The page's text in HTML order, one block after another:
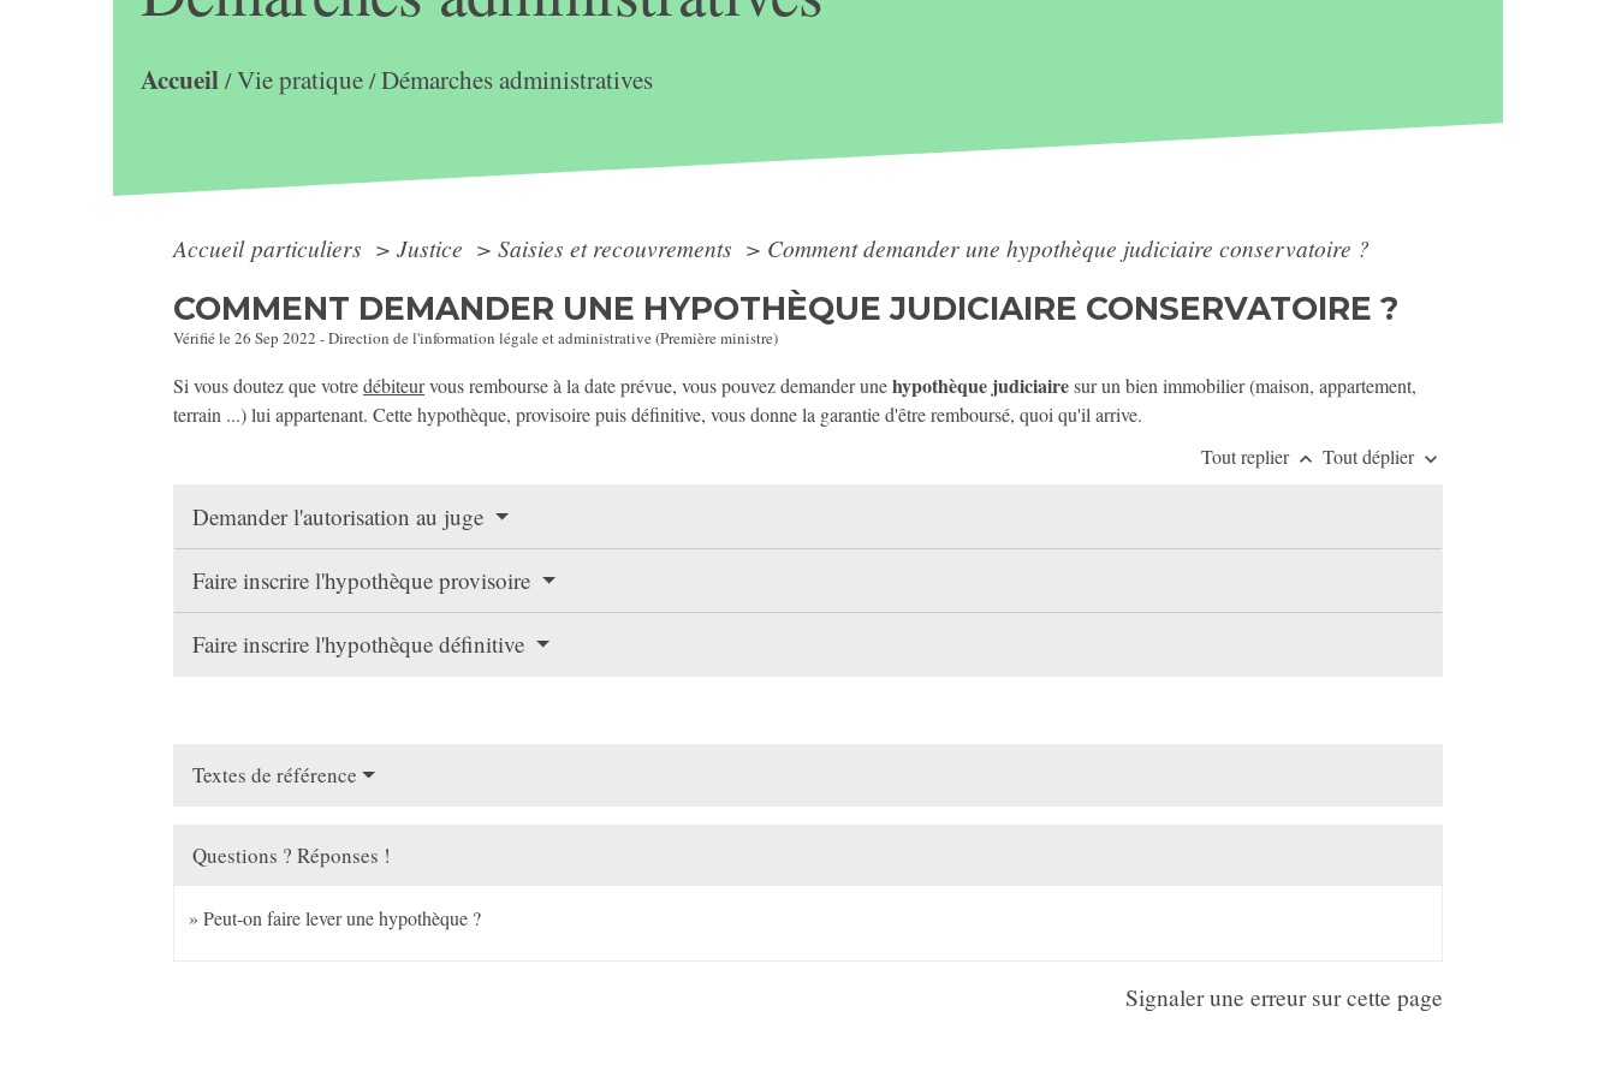
Accueil/Vie pratique/Démarches administratives
Accueil particuliers > Justice > Saisies et recouvrements > Comment demander une hypothèque judiciaire conservatoire ?
COMMENT DEMANDER UNE HYPOTHÈQUE JUDICIAIRE CONSERVATOIRE ?
Vérifié le 26 Sep 2022 - Direction de l'information légale et administrative (Première ministre)
Si vous doutez que votredébiteurvous rembourse à la date prévue, vous pouvez demander unehypothèque judiciairesur un bien immobilier (maison, appartement,
terrain ...) lui appartenant. Cette hypothèque, provisoire puis définitive, vous donne la garantie d'être remboursé, quoi qu'il arrive.
Tout replier keyboard_arrow_up Tout déplier keyboard_arrow_down
Demander l'autorisation au juge
Faire inscrire l'hypothèque provisoire
Faire inscrire l'hypothèque définitive
Textes de référence
Questions ? Réponses !
Peut-on faire lever une hypothèque ?
Signaler une erreur sur cette page